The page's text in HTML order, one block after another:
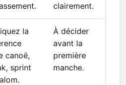
clairement.
la
canoë,
sprint
À décider
avant la
première
manche.